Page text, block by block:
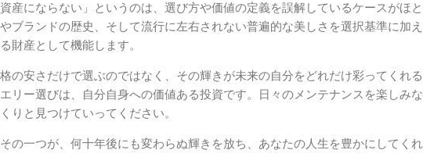
資産にならない」というのは、選び方や価値の定義を誤解しているケースがほ
ブランドの歴史、そして流行に左右されない普遍的な美しさを選択基準に加
財産として機能します。
の安さだけで選ぶのではなく、その輝きが未来の自分をどれだけ彩ってくれる
リー選びは、自分自身への価値ある投資です。日々のメンテナンスを楽しみ
りと見つけていってください。
の一つが、何十年後にも変わらぬ輝きを放ち、あなたの人生を豊かにしてく